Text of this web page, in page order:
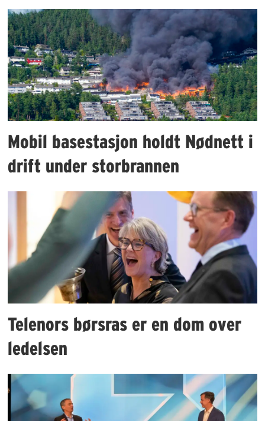
Mobil basestasjon holdt Nødnett i
drift under storbrannen
Telenors børsras er en dom over
ledelsen